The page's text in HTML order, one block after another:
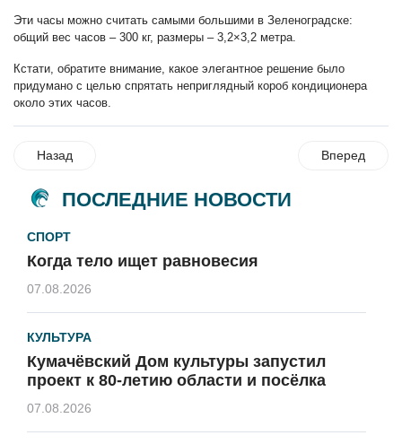
Эти часы можно считать самыми большими в Зеленоградске:
общий вес часов – 300 кг, размеры – 3,2×3,2 метра.
Кстати, обратите внимание, какое элегантное решение было
придумано с целью спрятать неприглядный короб кондиционера
около этих часов.
Назад Вперед
ПОСЛЕДНИЕ НОВОСТИ
СПОРТ
Когда тело ищет равновесия
07.08.2026
КУЛЬТУРА
Кумачёвский Дом культуры запустил
проект к 80-летию области и посёлка
07.08.2026